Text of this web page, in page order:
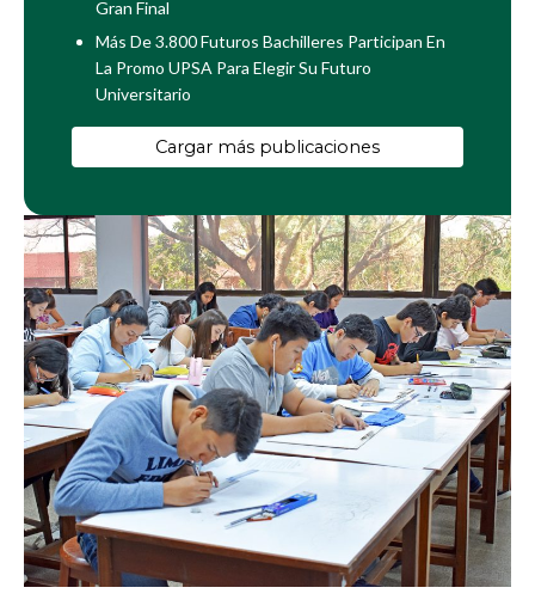
Gran Final
Más De 3.800 Futuros Bachilleres Participan En
La Promo UPSA Para Elegir Su Futuro
Universitario
Cargar más publicaciones